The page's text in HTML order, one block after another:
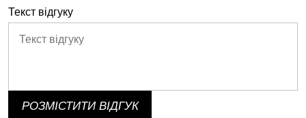
Текст відгуку
РОЗМІСТИТИ ВІДГУК